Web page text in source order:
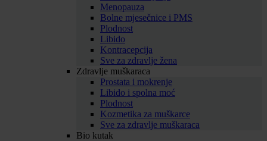
Menopauza
Bolne mjesečnice i PMS
Plodnost
Libido
Kontracepcija
Sve za zdravlje žena
Zdravlje muškaraca
Prostata i mokrenje
Libido i spolna moć
Plodnost
Kozmetika za muškarce
Sve za zdravlje muškaraca
Bio kutak